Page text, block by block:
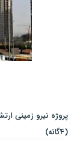
پروژه نیرو زمینی
(4گانه)